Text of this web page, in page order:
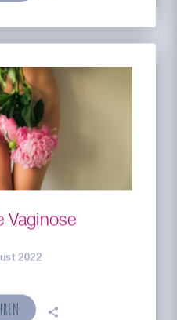
Vaginose
2022
🗣